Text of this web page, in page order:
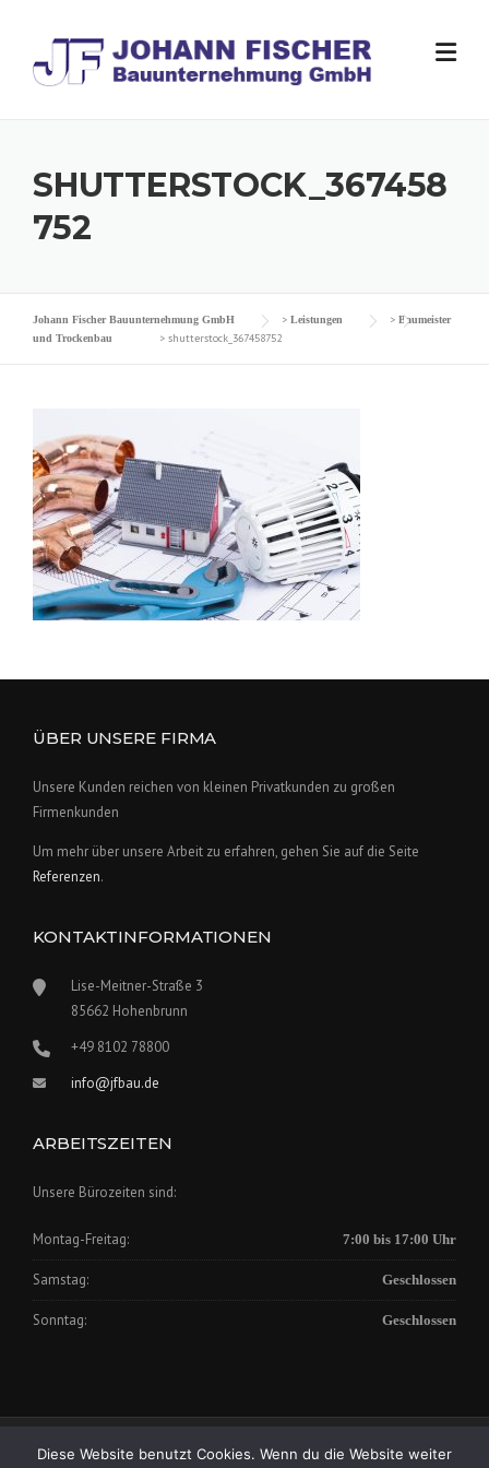
content
SHUTTERSTOCK_367458
752
Johann Fischer Bauunternehmung GmbH > Leistungen > Baumeister
und Trockenbau
> shutterstock_367458752
ÜBER UNSERE FIRMA
Unsere Kunden reichen von kleinen Privatkunden zu großen
Firmenkunden
Um mehr über unsere Arbeit zu erfahren, gehen Sie auf die Seite
Referenzen.
KONTAKTINFORMATIONEN
Lise-Meitner-Straße 3
85662 Hohenbrunn
+49 8102 78800
info@jfbau.de
ARBEITSZEITEN
Unsere Bürozeiten sind:
Montag-Freitag: 7:00 bis 17:00 Uhr
Samstag: Geschlossen
Sonntag: Geschlossen
Impressum|Datenschutz
Diese Website benutzt Cookies. Wenn du die Website weiter